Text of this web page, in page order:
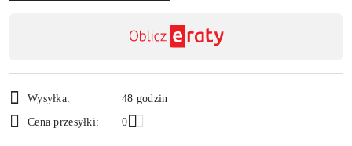
i
dostawa
Wysyłka:
48 godzin
Cena przesyłki:
0